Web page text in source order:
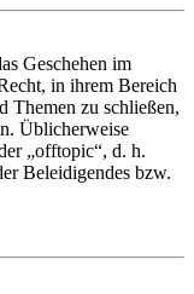
Geschehen im
in ihrem Bereich
Themen zu schließen,
Üblicherweise
„offtopic“, d. h.
Beleidigendes bzw.